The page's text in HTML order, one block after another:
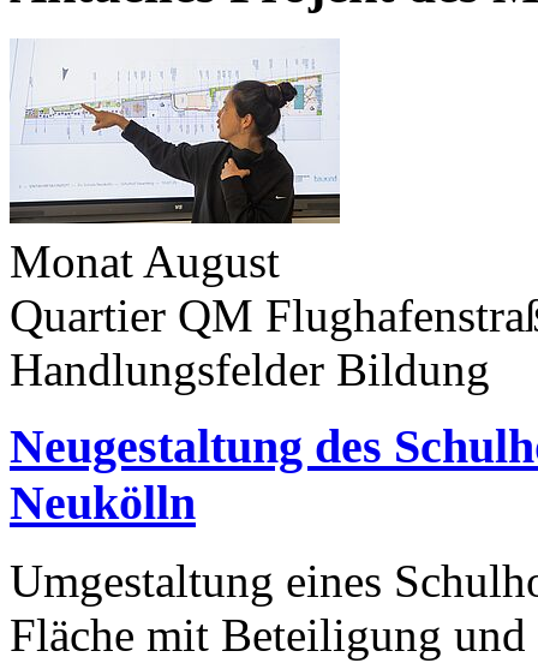
Monat August
Quartier QM
Handlungsfelder Bildung
Neugestaltung des
Neukölln
Umgestaltung eines
Fläche mit Beteiligung